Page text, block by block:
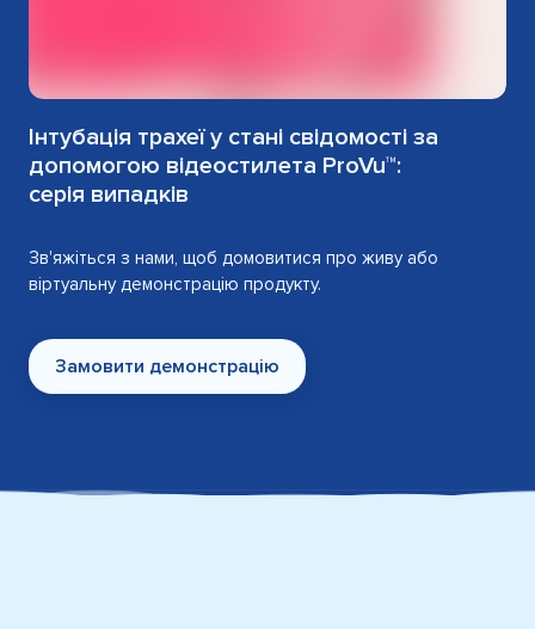
Інтубація трахеї у стані свідомості за
допомогою відеостилета ProVu™:
серія випадків
Зв'яжіться з нами, щоб домовитися про живу або
віртуальну демонстрацію продукту.
Замовити демонстрацію